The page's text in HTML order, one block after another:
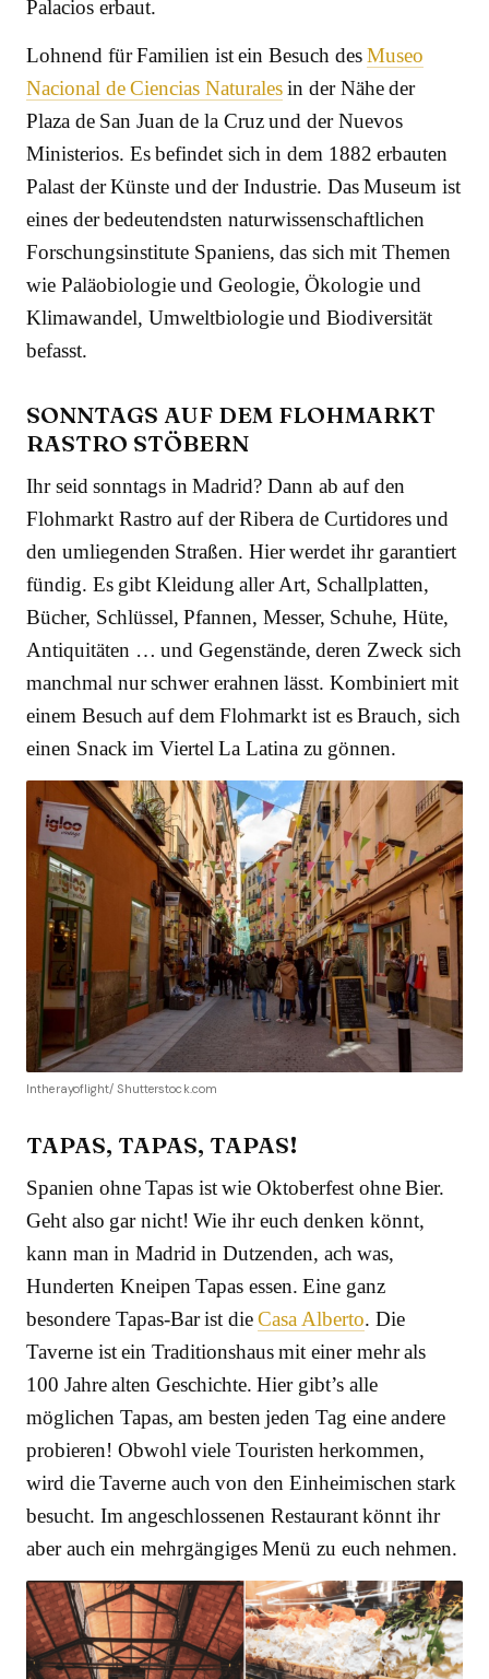
Palacios erbaut.
Lohnend für Familien ist ein Besuch desMuseo
Nacional de Ciencias Naturalesin der Nähe der
Plaza de San Juan de la Cruz und der Nuevos
Ministerios. Es befindet sich in dem 1882 erbauten
Palast der Künste und der Industrie. Das Museum ist
eines der bedeutendsten naturwissenschaftlichen
Forschungsinstitute Spaniens, das sich mit Themen
wie Paläobiologie und Geologie, Ökologie und
Klimawandel, Umweltbiologie und Biodiversität
befasst.
SONNTAGS AUF DEM FLOHMARKT
RASTRO STÖBERN
Ihr seid sonntags in Madrid? Dann ab auf den
Flohmarkt Rastro auf der Ribera de Curtidores und
den umliegenden Straßen. Hier werdet ihr garantiert
fündig. Es gibt Kleidung aller Art, Schallplatten,
Bücher, Schlüssel, Pfannen, Messer, Schuhe, Hüte,
Antiquitäten … und Gegenstände, deren Zweck sich
manchmal nur schwer erahnen lässt. Kombiniert mit
einem Besuch auf dem Flohmarkt ist es Brauch, sich
einen Snack im Viertel La Latina zu gönnen.
Intherayoflight/ Shutterstock.com
TAPAS, TAPAS, TAPAS!
Spanien ohne Tapas ist wie Oktoberfest ohne Bier.
Geht also gar nicht! Wie ihr euch denken könnt,
kann man in Madrid in Dutzenden, ach was,
Hunderten Kneipen Tapas essen. Eine ganz
besondere Tapas-Bar ist dieCasa Alberto. Die
Taverne ist ein Traditionshaus mit einer mehr als
100 Jahre alten Geschichte. Hier gibt’s alle
möglichen Tapas, am besten jeden Tag eine andere
probieren! Obwohl viele Touristen herkommen,
wird die Taverne auch von den Einheimischen stark
besucht. Im angeschlossenen Restaurant könnt ihr
aber auch ein mehrgängiges Menü zu euch nehmen.